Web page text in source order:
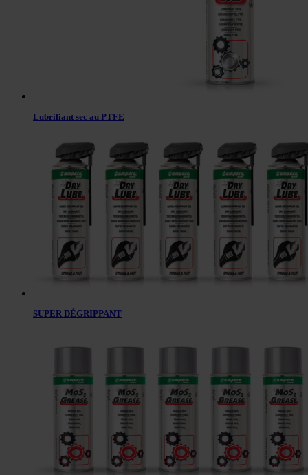
Lubrifiant sec au PTFE
SUPER DÉGRIPPANT